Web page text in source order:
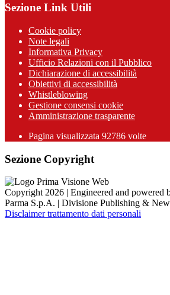
Sezione Link Utili
Cookie policy
Note legali
Informativa Privacy
Ufficio Relazioni con il Pubblico
Dichiarazione di accessibilità
Obiettivi di accessibilità
Whistleblowing
Gestione consensi cookie
Amministrazione trasparente
Pagina visualizzata 92786 volte
Sezione Copyright
Copyright 2026 | Engineered and powered
Parma S.p.A. | Divisione Publishing &
Disclaimer trattamento dati personali